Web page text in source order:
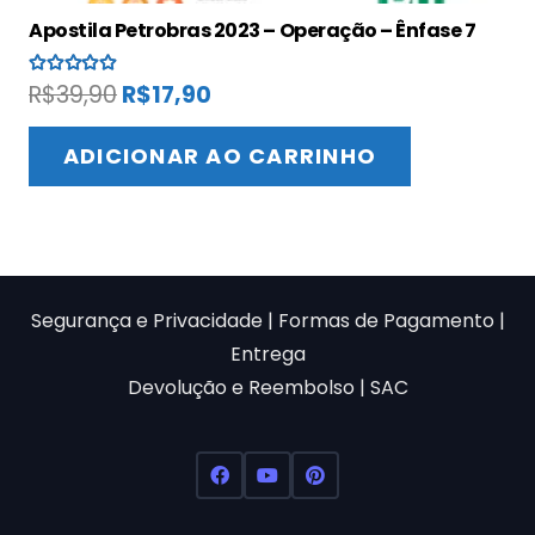
Apostila Petrobras 2023 – Operação – Ênfase 7
Avaliação5.00 de 5
R$39,90O
preço
original
era:
R$17,90
preço
atual
é:
ADICIONAR AO CARRINHO
Segurança e Privacidade| Formas de Pagamento|
Entrega
Devolução e Reembolso| SAC